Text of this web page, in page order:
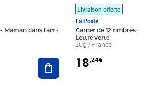
Maman dans l'art -
Ajouter au panier
Livraison offerte
La Poste
Carnet de 12 timbres - Le
Lettre verte
20g / France
18,24€